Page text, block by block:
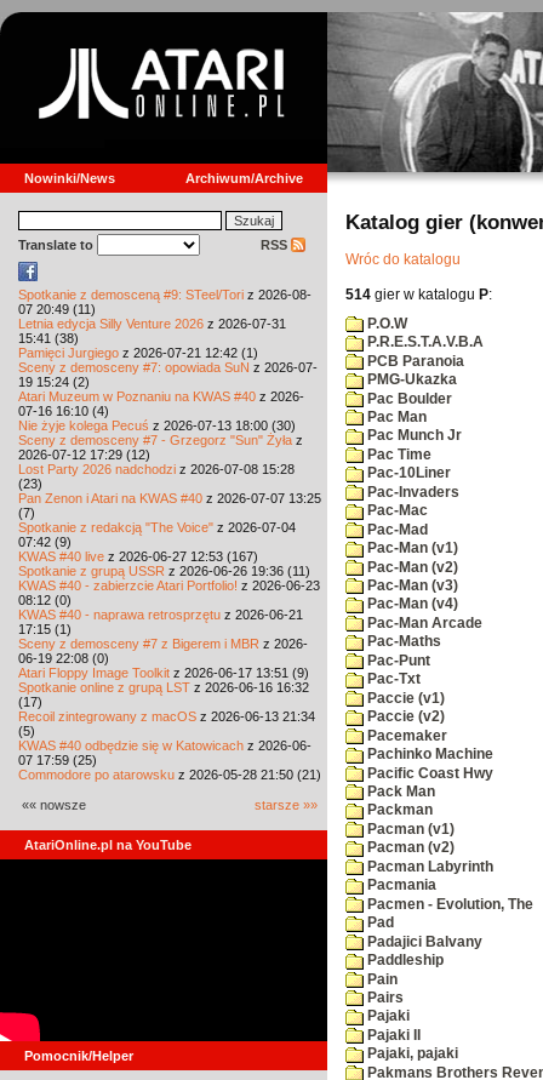
Nowinki/News Archiwum/Archive
Translate to RSS
Spotkanie z demosceną #9: STeel/Tori z 2026-08-
07 20:49 (11)
Letnia edycja Silly Venture 2026 z 2026-07-31
15:41 (38)
Pamięci Jurgiego z 2026-07-21 12:42 (1)
Sceny z demosceny #7: opowiada SuN z 2026-07-
19 15:24 (2)
Atari Muzeum w Poznaniu na KWAS #40 z 2026-
07-16 16:10 (4)
Nie żyje kolega Pecuś z 2026-07-13 18:00 (30)
Sceny z demosceny #7 - Grzegorz "Sun" Żyła z
2026-07-12 17:29 (12)
Lost Party 2026 nadchodzi z 2026-07-08 15:28
(23)
Pan Zenon i Atari na KWAS #40 z 2026-07-07 13:25
(7)
Spotkanie z redakcją "The Voice" z 2026-07-04
07:42 (9)
KWAS #40 live z 2026-06-27 12:53 (167)
Spotkanie z grupą USSR z 2026-06-26 19:36 (11)
KWAS #40 - zabierzcie Atari Portfolio! z 2026-06-23
08:12 (0)
KWAS #40 - naprawa retrosprzętu z 2026-06-21
17:15 (1)
Sceny z demosceny #7 z Bigerem i MBR z 2026-
06-19 22:08 (0)
Atari Floppy Image Toolkit z 2026-06-17 13:51 (9)
Spotkanie online z grupą LST z 2026-06-16 16:32
(17)
Recoil zintegrowany z macOS z 2026-06-13 21:34
(5)
KWAS #40 odbędzie się w Katowicach z 2026-06-
07 17:59 (25)
Commodore po atarowsku z 2026-05-28 21:50 (21)
«« nowsze starsze »»
AtariOnline.pl na YouTube
Pomocnik/Helper
Katalog gier
Wróc do katalogu
514 gier w katalogu P:
P.O.W
P.R.E.S.T.A.V.B.A
PCB Paranoia
PMG-Ukazka
Pac Boulder
Pac Man
Pac Munch Jr
Pac Time
Pac-10Liner
Pac-Invaders
Pac-Mac
Pac-Mad
Pac-Man (v1)
Pac-Man (v2)
Pac-Man (v3)
Pac-Man (v4)
Pac-Man Arcade
Pac-Maths
Pac-Punt
Pac-Txt
Paccie (v1)
Paccie (v2)
Pacemaker
Pachinko Machine
Pacific Coast Hwy
Pack Man
Packman
Pacman (v1)
Pacman (v2)
Pacman Labyrinth
Pacmania
Pacmen - Evolution, The
Pad
Padajici Balvany
Paddleship
Pain
Pairs
Pajaki
Pajaki II
Pajaki, pajaki
Pakmans Brothers